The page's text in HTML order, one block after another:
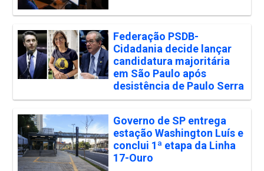
Federação PSDB-
Cidadania decide lançar
candidatura majoritária
em São Paulo após
desistência de Paulo Serra
Governo de SP entrega
estação Washington Luís e
conclui 1ª etapa da Linha
17-Ouro